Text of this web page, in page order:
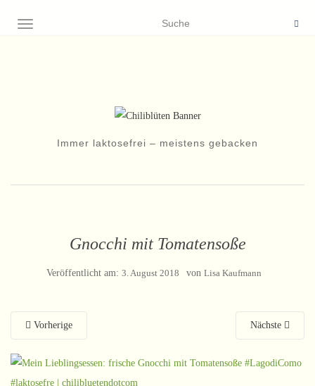
NAVIGATION EIN-/AUSSCHALTEN
Immer laktosefrei – meistens gebacken
Gnocchi mit Tomatensoße
Veröffentlicht am: 3. August 2018 von Lisa Kaufmann
Vorherige Nächste